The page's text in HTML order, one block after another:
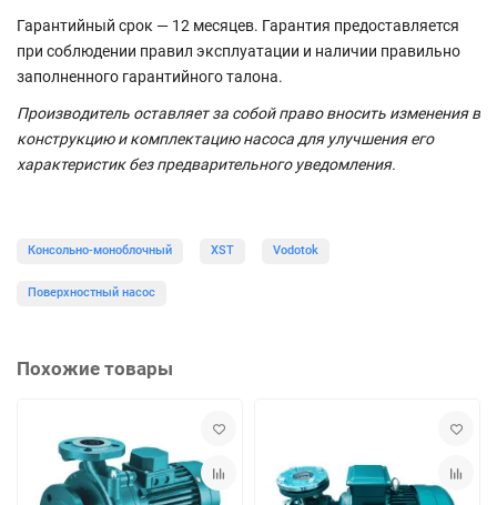
Гарантийный срок — 12 месяцев. Гарантия предоставляется
при соблюдении правил эксплуатации и наличии правильно
заполненного гарантийного талона.
Производитель оставляет за собой право вносить изменения в
конструкцию и комплектацию насоса для улучшения его
характеристик без предварительного уведомления.
Консольно-моноблочный XST Vodotok
Поверхностный насос
Похожие товары